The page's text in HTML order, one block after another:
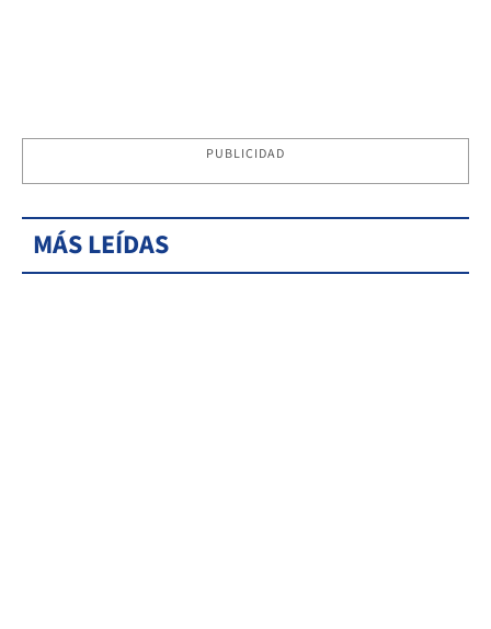
PUBLICIDAD
MÁS LEÍDAS